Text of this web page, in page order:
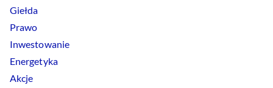
Giełda
Prawo
Inwestowanie
Energetyka
Akcje